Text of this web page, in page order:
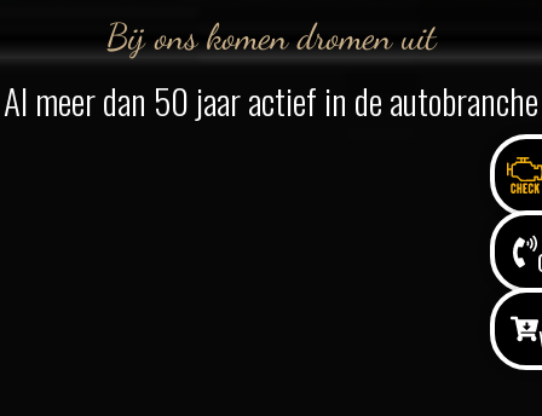
Bij ons komen dromen uit
Al meer dan 50 jaar actief in de autobranche